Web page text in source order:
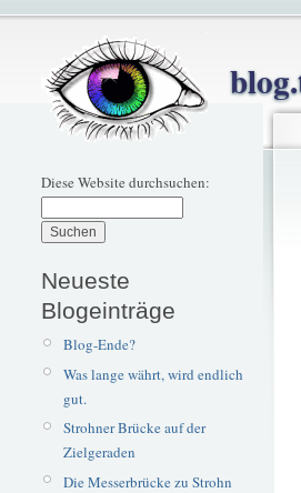
Diese Website durchsuchen:
Neueste
Blogeinträge
Blog-Ende?
Was lange währt, wird endlich
gut.
Strohner Brücke auf der
Zielgeraden
Die Messerbrücke zu Strohn